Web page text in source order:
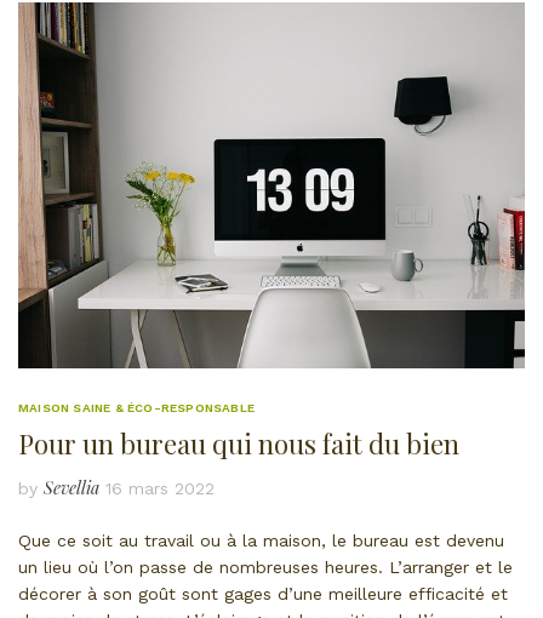
MAISON SAINE & ÉCO-RESPONSABLE
Pour un bureau qui nous fait du bien
by Sevellia 16 mars 2022
Que ce soit au travail ou à la maison, le bureau est devenu
un lieu où l’on passe de nombreuses heures. L’arranger et le
décorer à son goût sont gages d’une meilleure efficacité et